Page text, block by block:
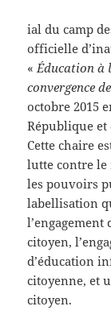
ial du camp
officielle
«Éducation à
convergence
octobre 2015
République et
Cette chaire
lutte contre le
les pouvoirs
labellisation
citoyen,
d’éducation
citoyenne, et
citoyen.